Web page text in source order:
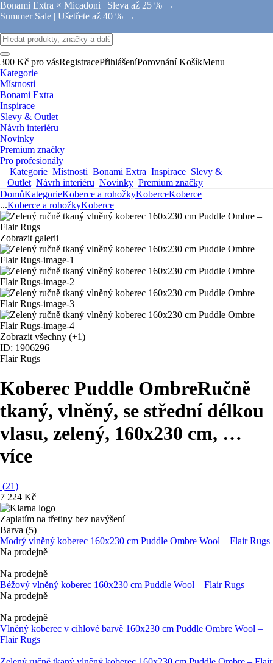
Bonami Extra × Micadoni | Sleva až 25 % →
Summer Sale | Ušetřete až 40 % →
300 Kč pro vásRegistracePřihlášeníPorovnání KošíkMenu
Kategorie
Místnosti
Bonami Extra
Inspirace
Slevy & Outlet
Návrh interiéru
Novinky
Premium značky
Pro profesionály
Kategorie Místnosti Bonami Extra Inspirace Slevy &
Outlet Návrh interiéru Novinky Premium značky
DomůKategorieKoberce a rohožkyKoberceKoberce
...Koberce a rohožkyKoberce
Zobrazit galerii
Zobrazit všechny (+1)
ID: 1906296
Flair Rugs
Koberec Puddle OmbreRučně
tkaný, vlněný, se střední délkou
vlasu, zelený, 160x230 cm, …
více
(21)
7 224 Kč
Zaplatím na třetiny bez navýšení
Barva (5)
Modrý vlněný koberec 160x230 cm Puddle Ombre Wool – Flair Rugs
Na prodejně
Na prodejně
Béžový vlněný koberec 160x230 cm Puddle Wool – Flair Rugs
Na prodejně
Na prodejně
Vlněný koberec v cihlové barvě 160x230 cm Puddle Ombre Wool –
Flair Rugs